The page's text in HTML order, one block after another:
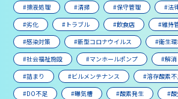
#排液処理
#清掃 #保守管理 #法
#劣化
#トラブル #飲食店 #維持
#感染対策
#新型コロナウイルス #衛生
#社会福祉施設
#マンホールポンプ #解消
#詰まり
#ビルメンテナンス #溶存酸素
#DO不足
#曝気槽 #酸素発生 #酸